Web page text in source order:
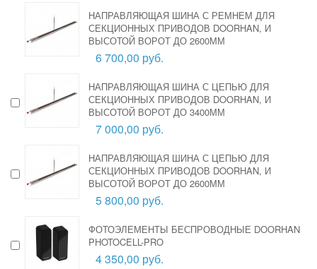
НАПРАВЛЯЮЩАЯ ШИНА С РЕМНЕМ ДЛЯ
СЕКЦИОННЫХ ПРИВОДОВ DOORHAN, И
ВЫСОТОЙ ВОРОТ ДО 2600ММ
6 700,00 руб.
НАПРАВЛЯЮЩАЯ ШИНА С ЦЕПЬЮ ДЛЯ
СЕКЦИОННЫХ ПРИВОДОВ DOORHAN, И
ВЫСОТОЙ ВОРОТ ДО 3400ММ
7 000,00 руб.
НАПРАВЛЯЮЩАЯ ШИНА С ЦЕПЬЮ ДЛЯ
СЕКЦИОННЫХ ПРИВОДОВ DOORHAN, И
ВЫСОТОЙ ВОРОТ ДО 2600ММ
5 800,00 руб.
ФОТОЭЛЕМЕНТЫ БЕСПРОВОДНЫЕ DOORHAN
PHOTOCELL-PRO
4 350,00 руб.